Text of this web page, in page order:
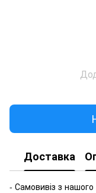
Доставка
- Самовивіз з